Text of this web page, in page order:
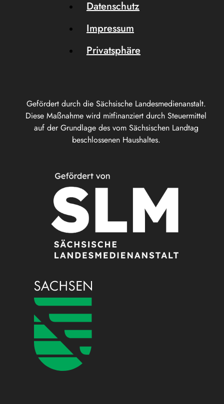
Gefördert durch die Sächsische Landesmedienanstalt.
Diese Maßnahme wird mitfinanziert durch Steuermittel
auf der Grundlage des vom Sächsischen Landtag
beschlossenen Haushaltes.
Datenschutz
Impressum
Privatsphäre